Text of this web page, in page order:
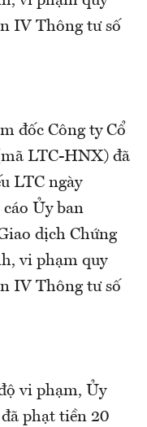
IV Thông tư số
đốc Công ty Cổ
LTC-HNX) đã
LTC ngày
Ủy ban
dịch Chứng
vi phạm quy
IV Thông tư số
vi phạm, Ủy
phạt tiền 20